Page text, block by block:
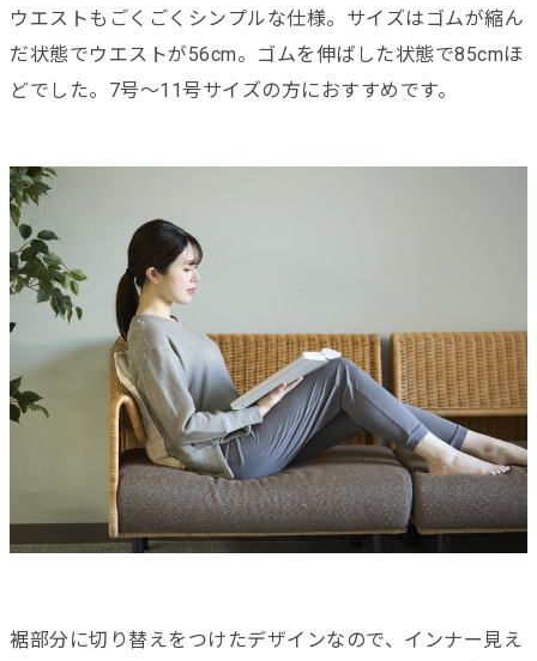
ウエストもごくごくシンプルな仕様。サイズはゴムが縮ん
だ状態でウエストが56cm。ゴムを伸ばした状態で85cmほ
どでした。7号〜11号サイズの方におすすめです。
裾部分に切り替えをつけたデザインなので、インナー見え